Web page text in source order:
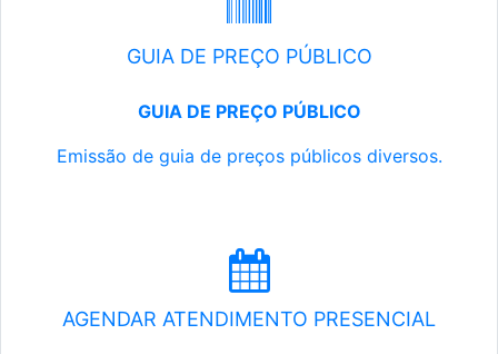
GUIA DE PREÇO PÚBLICO
GUIA DE PREÇO PÚBLICO
Emissão de guia de preços públicos diversos.
AGENDAR ATENDIMENTO PRESENCIAL